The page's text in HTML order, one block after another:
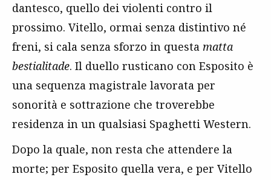
dantesco, quello dei violenti contro il
prossimo. Vitello, ormai senza distintivo né
freni, si cala senza sforzo in questa matta
bestialitade. Il duello rusticano con Esposito è
una sequenza magistrale lavorata per
sonorità e sottrazione che troverebbe
residenza in un qualsiasi Spaghetti Western.
Dopo la quale, non resta che attendere la
morte; per Esposito quella vera, e per Vitello